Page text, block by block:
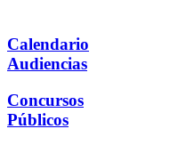
Calendario
Audiencias
Concursos
Públicos